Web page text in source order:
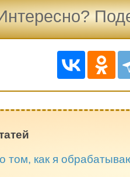
том, как я